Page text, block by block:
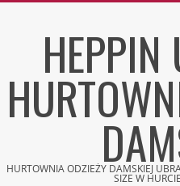
HURTOWNIA ODZIEŻY DAMSKIEJ
SIZE W